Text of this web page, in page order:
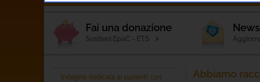
Fai una donazione
Sostieni EpaC - ETS
Indagine dedicata ai pazienti con
Abbiamo